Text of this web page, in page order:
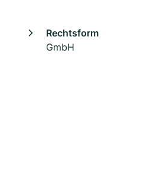
Rechtsform
GmbH